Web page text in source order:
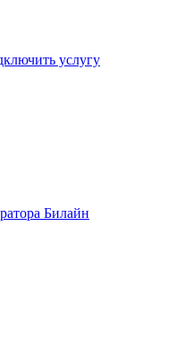
услугу
Билайн